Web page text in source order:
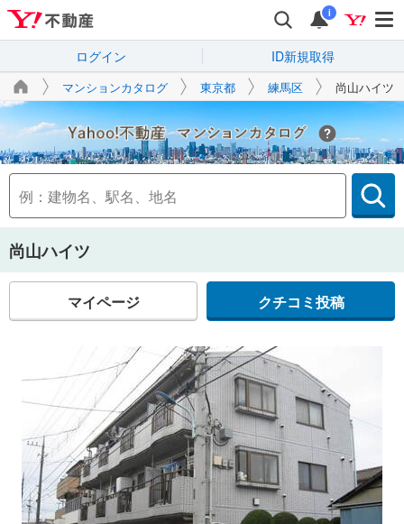
i
ログイン ID新規取得
マンションカタログ 東京都 練馬区 尚山ハイツ
Yahoo!不動産
尚山ハイツ
マイページ クチコミ投稿